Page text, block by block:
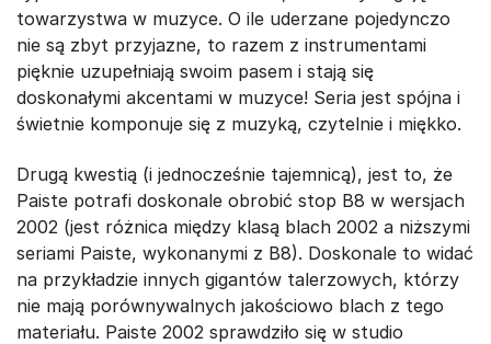
towarzystwa w muzyce. O ile uderzane pojedynczo
nie są zbyt przyjazne, to razem z instrumentami
pięknie uzupełniają swoim pasem i stają się
doskonałymi akcentami w muzyce! Seria jest spójna i
świetnie komponuje się z muzyką, czytelnie i miękko.
Drugą kwestią (i jednocześnie tajemnicą), jest to, że
Paiste potrafi doskonale obrobić stop B8 w wersjach
2002 (jest różnica między klasą blach 2002 a niższymi
seriami Paiste, wykonanymi z B8). Doskonale to widać
na przykładzie innych gigantów talerzowych, którzy
nie mają porównywalnych jakościowo blach z tego
materiału. Paiste 2002 sprawdziło się w studio